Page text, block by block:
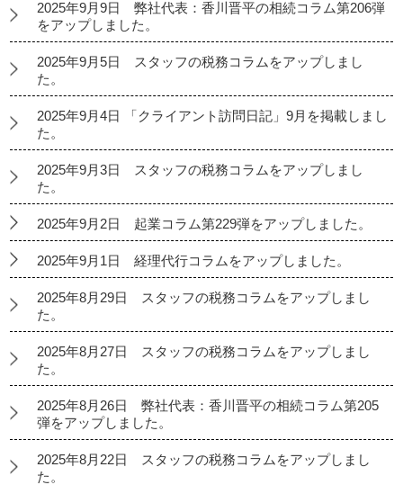
2025年9月9日 弊社代表：香川晋平の相続コラム第206弾
をアップしました。
2025年9月5日 スタッフの税務コラムをアップしまし
た。
2025年9月4日 「クライアント訪問日記」9月を掲載しまし
た。
2025年9月3日 スタッフの税務コラムをアップしまし
た。
2025年9月2日 起業コラム第229弾をアップしました。
2025年9月1日 経理代行コラムをアップしました。
2025年8月29日 スタッフの税務コラムをアップしまし
た。
2025年8月27日 スタッフの税務コラムをアップしまし
た。
2025年8月26日 弊社代表：香川晋平の相続コラム第205
弾をアップしました。
2025年8月22日 スタッフの税務コラムをアップしまし
た。